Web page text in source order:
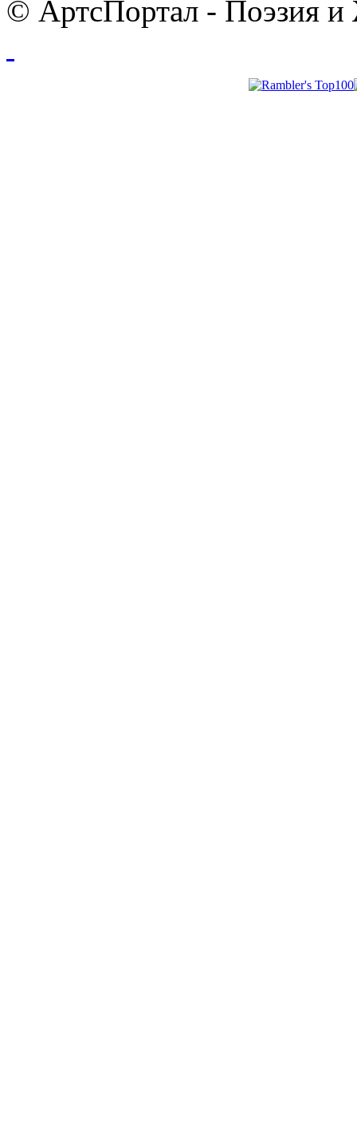
© АртсПортал - Поэзия